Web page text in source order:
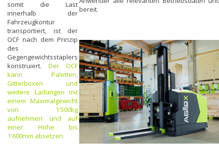
somit die Last
innerhalb der
Fahrzeugkontur
transportiert, ist der
OCF nach dem Prinzip
des
Gegengewichtsstaplers
konstruiert. Der OCF
kann Paletten,
Gitterboxen und
weitere Ladungen mit
einem Maximalgewicht
von 1'500kg
aufnehmen und auf
einer Höhe bis
1'600mm absetzen.
bereit.